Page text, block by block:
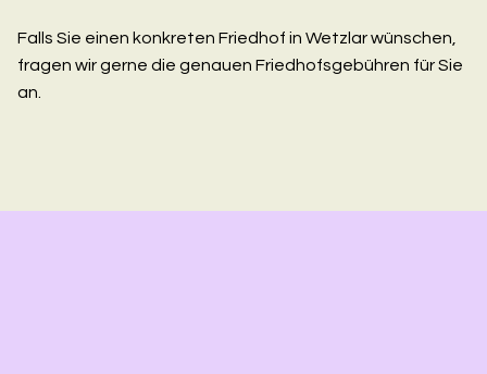
Falls Sie einen konkreten Friedhof in Wetzlar wünschen,
fragen wir gerne die genauen Friedhofsgebühren für Sie
an.